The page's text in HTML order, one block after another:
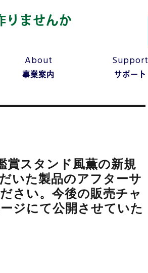
りませんか
About
事業案内
Support
サポート
賞スタンド風薫の新規
いた製品のアフターサ
さい。今後の販売チャ
ジにて公開させていた